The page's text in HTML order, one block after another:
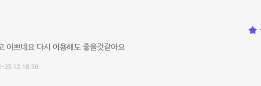
이쁘네요 다시 이용해도 좋을것같아요
25 12:18:50